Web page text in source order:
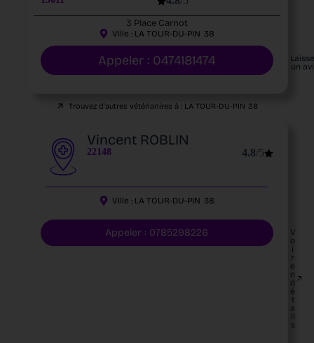
3 Place Carnot
Ville : LA TOUR-DU-PIN 38
Appeler : 0474181474
un
Trouvez d'autres vétérianires à : LA TOUR-DU-PIN 38
Vincent ROBLIN
22148 4.8/5
Ville : LA TOUR-DU-PIN 38
Appeler : 0785298226
V
o
i
r
e
n
d
é
t
a
il
s